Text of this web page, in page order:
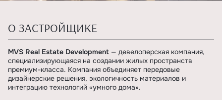
О ЗАСТРОЙЩИКЕ
MVS Real Estate Development — девелоперская компания,
специализирующаяся на создании жилых пространств
премиум-класса. Компания объединяет передовые
дизайнерские решения, экологичность материалов и
интеграцию технологий «умного дома».